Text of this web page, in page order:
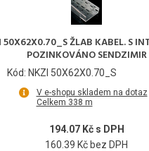
ŽLAB KABEL. S
POZINKOVÁNO SENDZIMIR
Kód: NKZI 50X62X0.70_S
V e-shopu skladem na dotaz
Celkem 338 m
194.07 Kč s DPH
160.39 Kč bez DPH